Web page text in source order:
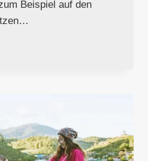
Beispiel auf den